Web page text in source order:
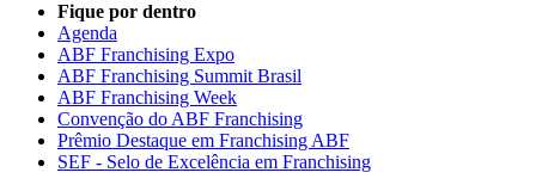
Fique por dentro
Agenda
ABF Franchising Expo
ABF Franchising Summit Brasil
ABF Franchising Week
Convenção do ABF Franchising
Prêmio Destaque em Franchising ABF
SEF - Selo de Excelência em Franchising